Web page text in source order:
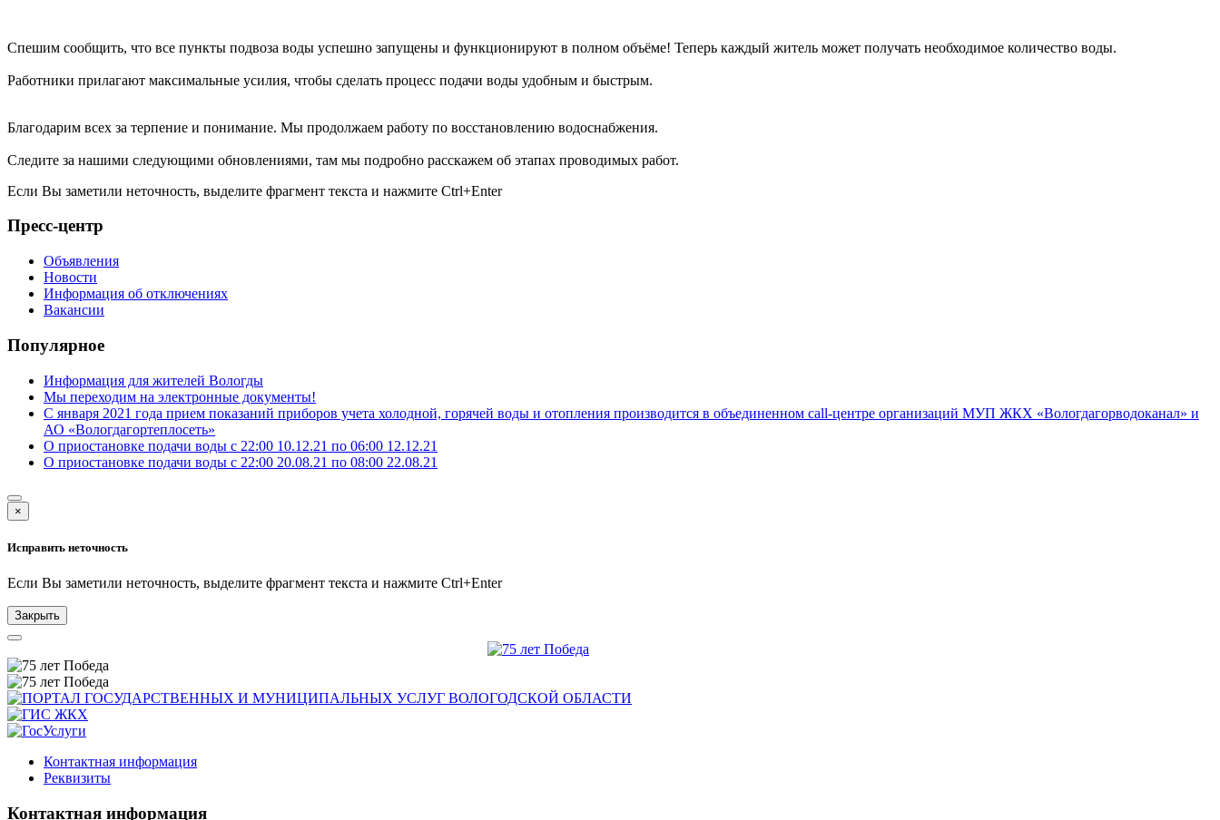
Спешим сообщить, что все пункты подвоза воды успешно запущены и функционируют в полном объёме! Теперь каждый житель может получать необходимое количество воды.
Работники прилагают максимальные усилия, чтобы сделать процесс подачи воды удобным и быстрым.
Благодарим всех за терпение и понимание. Мы продолжаем работу по восстановлению водоснабжения.
Следите за нашими следующими обновлениями, там мы подробно расскажем об этапах проводимых работ.
Если Вы заметили неточность, выделите фрагмент текста и нажмите Ctrl+Enter
Пресс-центр
Объявления
Новости
Информация об отключениях
Вакансии
Популярное
Информация для жителей Вологды
Мы переходим на электронные документы!
С января 2021 года прием показаний приборов учета холодной, горячей воды и отопления производится в объединенном call-центре организаций МУП ЖКХ «Вологдагорводоканал» и
АО «Вологдагортеплосеть»
О приостановке подачи воды с 22:00 10.12.21 по 06:00 12.12.21
О приостановке подачи воды с 22:00 20.08.21 по 08:00 22.08.21
×
Исправить неточность
Если Вы заметили неточность, выделите фрагмент текста и нажмите Ctrl+Enter
Закрыть
Контактная информация
Реквизиты
Контактная информация